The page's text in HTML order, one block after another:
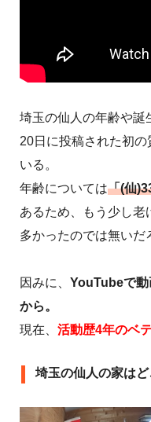
埼玉の仙人の年齢や誕
20日に投稿された初
いる。
年齢については「(仙
あるため、もう少し老
多かったのでは無いだ
因みに、 YouTubeで動
から。
現在、 活動歴4年のベ
埼玉の仙人の家は